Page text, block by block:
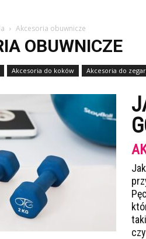
Akcesoria obuwnicze
OBUWNICZE
Akcesoria do koków Akcesoria do